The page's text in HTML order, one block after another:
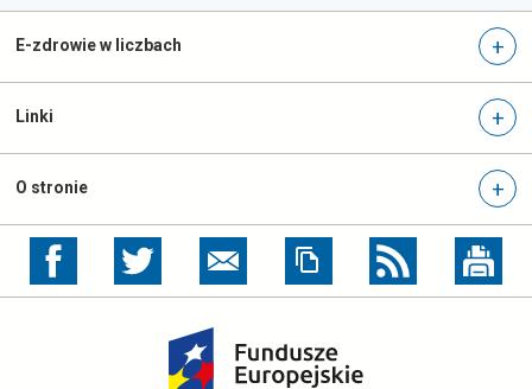
nowej
E-zdrowie w liczbach
Linki
O stronie
otwiera
w
otwiera
w
karcie